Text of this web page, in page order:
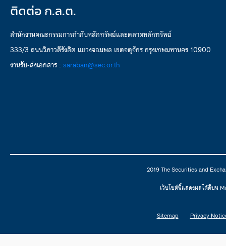
ติดต่อ ก.ล.ต.
สำนักงานคณะกรรมการกำกับหลักทรัพย์และตลาดหลักทรัพย์
333/3 ถนนวิภาวดีรังสิต แขวงจอมพล เขตจตุจักร กรุงเทพมหานคร 10900
งานรับ-ส่งเอกสาร : saraban@sec.or.th
2019 The Securities and
เว็บไซต์นี้แสดงผลได้ดีบน
Sitemap Privacy